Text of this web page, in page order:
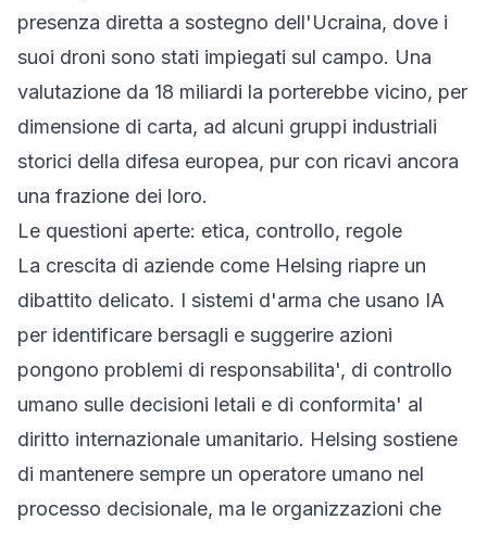
presenza diretta a sostegno dell'Ucraina, dove i
suoi droni sono stati impiegati sul campo. Una
valutazione da 18 miliardi la porterebbe vicino, per
dimensione di carta, ad alcuni gruppi industriali
storici della difesa europea, pur con ricavi ancora
una frazione dei loro.
Le questioni aperte: etica, controllo, regole
La crescita di aziende come Helsing riapre un
dibattito delicato. I sistemi d'arma che usano IA
per identificare bersagli e suggerire azioni
pongono problemi di responsabilita', di controllo
umano sulle decisioni letali e di conformita' al
diritto internazionale umanitario. Helsing sostiene
di mantenere sempre un operatore umano nel
processo decisionale, ma le organizzazioni che